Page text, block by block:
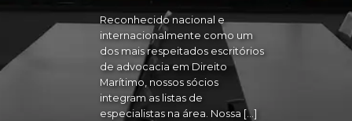
Reconhecido nacional e
internacionalmente como um
dos mais respeitados escritórios
de advocacia em Direito
Marítimo, nossos sócios
integram as listas de
especialistas na área. Nossa […]